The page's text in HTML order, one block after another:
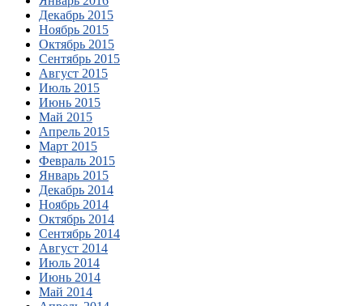
Декабрь 2015
Ноябрь 2015
Октябрь 2015
Сентябрь 2015
Август 2015
Июль 2015
Июнь 2015
Май 2015
Апрель 2015
Март 2015
Февраль 2015
Январь 2015
Декабрь 2014
Ноябрь 2014
Октябрь 2014
Сентябрь 2014
Август 2014
Июль 2014
Июнь 2014
Май 2014